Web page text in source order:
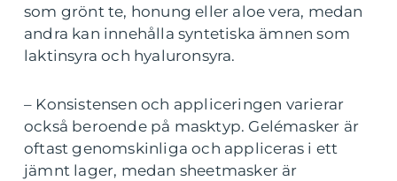
som grönt te, honung eller aloe vera, medan
andra kan innehålla syntetiska ämnen som
laktinsyra och hyaluronsyra.
– Konsistensen och appliceringen varierar
också beroende på masktyp. Gelémasker är
oftast genomskinliga och appliceras i ett
jämnt lager, medan sheetmasker är